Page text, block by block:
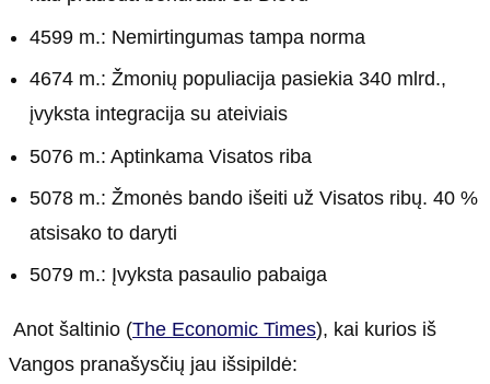
4599 m.: Nemirtingumas tampa norma
4674 m.: Žmonių populiacija pasiekia 340 mlrd.,
įvyksta integracija su ateiviais
5076 m.: Aptinkama Visatos riba
5078 m.: Žmonės bando išeiti už Visatos ribų. 40 %
atsisako to daryti
5079 m.: Įvyksta pasaulio pabaiga
Anot šaltinio (The Economic Times), kai kurios iš
Vangos pranašysčių jau išsipildė: